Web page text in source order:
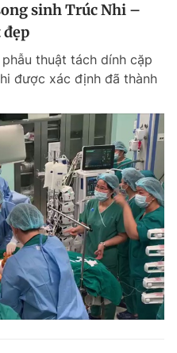
sinh Trúc Nhi –
phẫu thuật tách dính cặp
được xác định đã thành